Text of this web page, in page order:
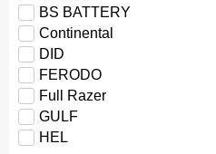
BS BATTERY
Continental
DID
FERODO
Full Razer
GULF
HEL